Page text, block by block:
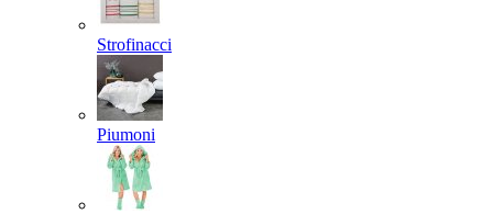
Strofinacci
Piumoni